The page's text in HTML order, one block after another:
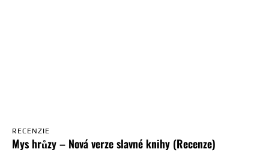
RECENZIE
Mys hrůzy – Nová verze slavné knihy (Recenze)